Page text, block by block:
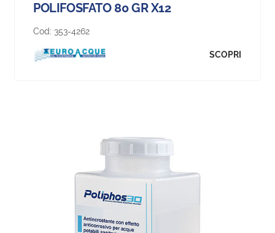
POLIFOSFATO 80 GR X12
Cod: 353-4262
SCOPRI